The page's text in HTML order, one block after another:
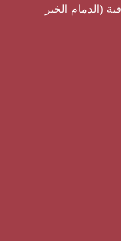
(الدمام الخبر